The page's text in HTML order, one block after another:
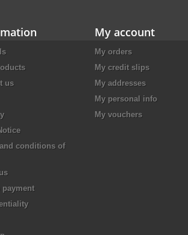
us
conditions of
payment
My account
My orders
My credit slips
My addresses
My personal info
My vouchers